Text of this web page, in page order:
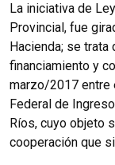
La iniciativa de
Provincial, fue
Hacienda; se trata
financiamiento y
marzo/2017 entre
Federal de
Ríos, cuyo objeto
cooperación que